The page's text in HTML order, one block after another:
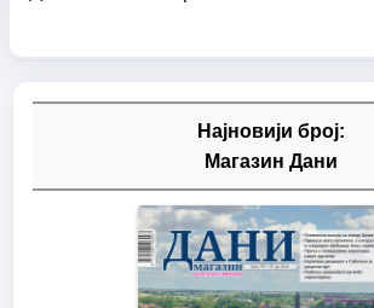
Најновији број:
Магазин Дани